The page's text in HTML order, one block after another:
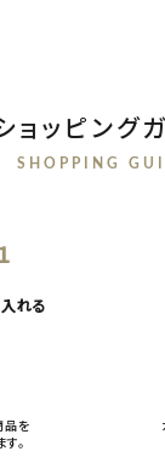
ョッピング
SHOPPING
れる
品を
。